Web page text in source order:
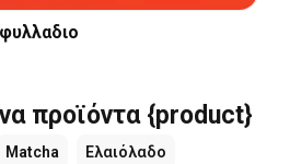
προϊόντα {product}
Matcha Ελαιόλαδο